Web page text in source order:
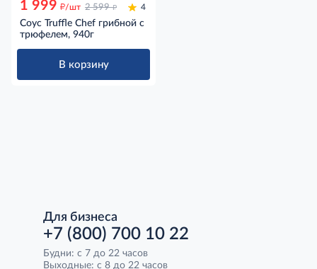
1 999 д/шт 2 599 д 4
Соус Truffle Chef грибной с
трюфелем, 940г
В корзину
Для бизнеса
+7 (800) 700 10 22
Будни: с 7 до 22 часов
Выходные: с 8 до 22 часов